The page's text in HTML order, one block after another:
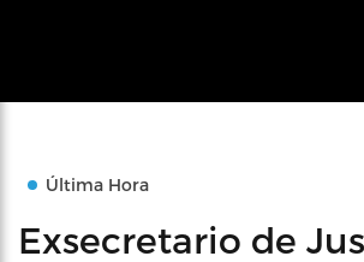
Última Hora
Exsecretario de